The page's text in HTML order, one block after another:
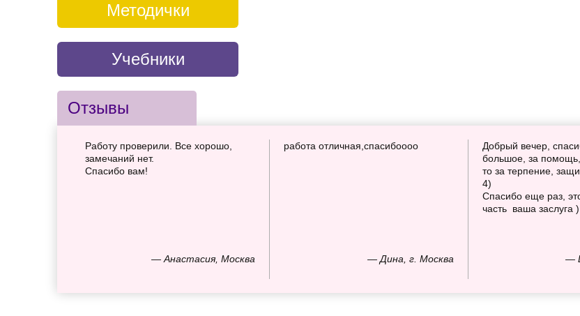
Методички
Учебники
Отзывы
— Анастасия, Москва
Работу проверили. Все хорошо,
замечаний нет.
Спасибо вам!
— Дина, г. Москва
работа отличная,спасибоооо
—
Добрый вечер,
большое, за
то за терпение,
4)
Спасибо еще раз,
часть ваша заслуга )